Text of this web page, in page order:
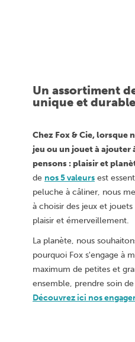
Un assortiment
unique et durable
Chez Fox & Cie, lorsque
jeu ou un jouet à ajouter
pensons : plaisir et
de nos 5 valeurs est
peluche à câliner, nous
à choisir des jeux et
plaisir et émerveillement.
La planète, nous
pourquoi Fox s'engage à
maximum de petites et
ensemble, prendre soin
Découvrez ici nos